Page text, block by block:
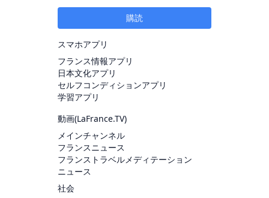
購読
スマホアプリ
フランス情報アプリ
日本文化アプリ
セルフコンディションアプリ
学習アプリ
動画(LaFrance.TV)
メインチャンネル
フランスニュース
フランストラベルメディテーション
ニュース
社会